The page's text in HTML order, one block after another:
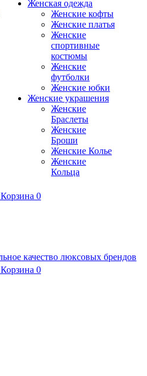
Женская одежда
Женские кофты
Женские платья
Женские
спортивные
костюмы
Женские
футболки
Женские юбки
Женские украшения
Женские
Браслеты
Женские
Броши
Женские Колье
Женские
Кольца
Корзина 0
Корзина 0